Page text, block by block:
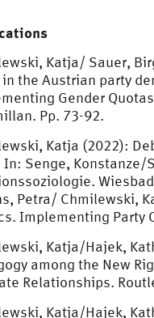
Katja/ Sauer,
the Austrian party
Gender
Pp. 73-92.
Katja (2022):
In: Senge,
Petra/ Chmilewski,
Implementing Party
Katja/Hajek,
among the New
Relationships.
Katja/Hajek,